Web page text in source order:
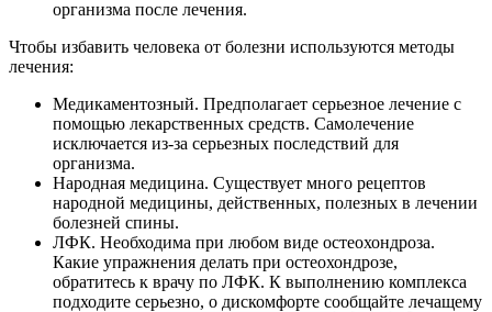
организма после лечения.
Чтобы избавить человека от болезни используются методы
лечения:
Медикаментозный. Предполагает серьезное лечение с
помощью лекарственных средств. Самолечение
исключается из-за серьезных последствий для
организма.
Народная медицина. Существует много рецептов
народной медицины, действенных, полезных в лечении
болезней спины.
ЛФК. Необходима при любом виде остеохондроза.
Какие упражнения делать при остеохондрозе,
обратитесь к врачу по ЛФК. К выполнению комплекса
подходите серьезно, о дискомфорте сообщайте лечащему